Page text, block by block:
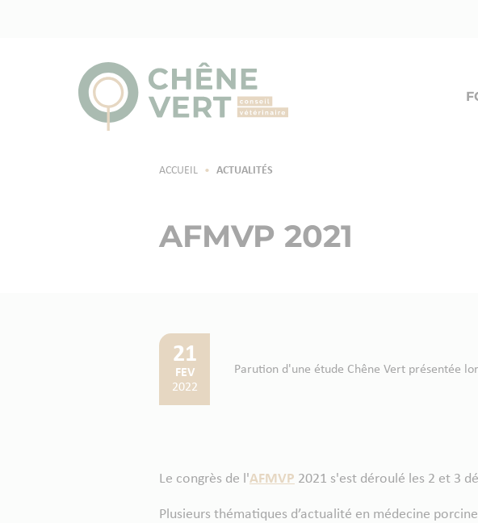
ACCUEIL • ACTUALITÉS
AFMVP 2021
21
FEV
2022
Parution d'une étude Chêne Vert présentée
Le congrès de l'AFMVP 2021 s'est déroulé les 2 et 3
Plusieurs thématiques d’actualité en médecine